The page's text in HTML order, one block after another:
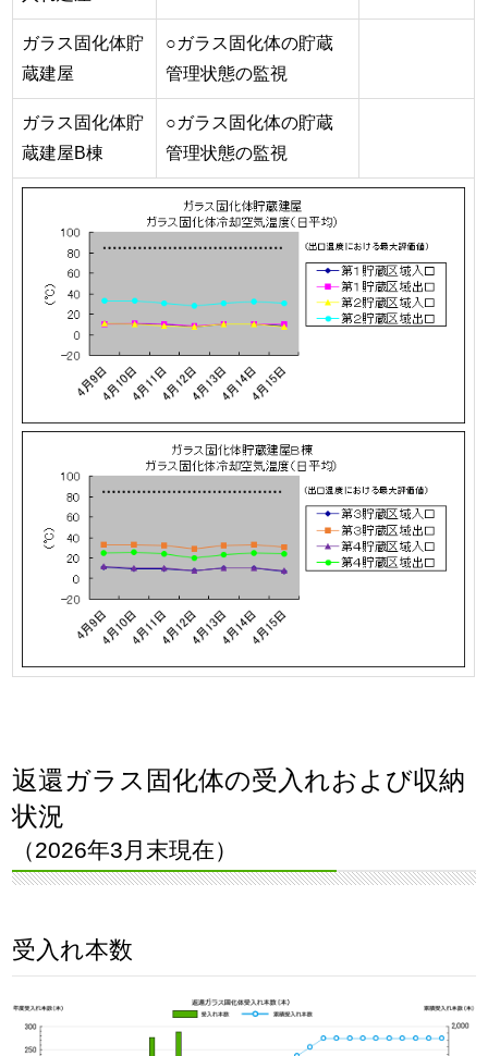
ガラス固化体貯
蔵建屋
○ガラス固化体の貯蔵
管理状態の監視
ガラス固化体貯
蔵建屋B棟
○ガラス固化体の貯蔵
管理状態の監視
返還ガラス固化体の受入れおよび収納
状況
（2026年3月末現在）
受入れ本数